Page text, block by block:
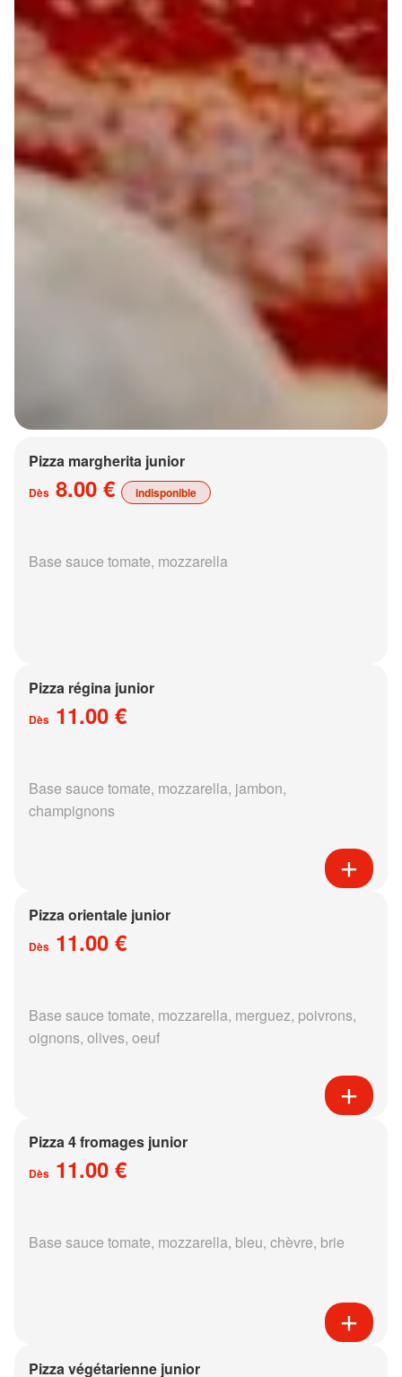
Pizza margherita junior
Dès 8.00 € indisponible
Base sauce tomate, mozzarella
Pizza régina junior
Dès 11.00 €
Base sauce tomate, mozzarella, jambon,
champignons
Pizza orientale junior
Dès 11.00 €
Base sauce tomate, mozzarella, merguez, poivrons,
oignons, olives, oeuf
Pizza 4 fromages junior
Dès 11.00 €
Base sauce tomate, mozzarella, bleu, chèvre, brie
Pizza végétarienne junior